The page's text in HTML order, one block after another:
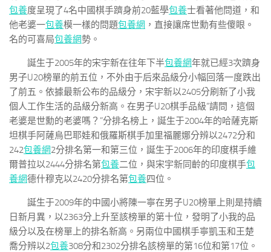
包養度呈現了4名中國棋手躋身前20藍學包養士看著他問道，和
他老婆一包養模一樣的問題包養網 ，直接讓席世勳有些傻眼。
名的可喜局包養網勢。
誕生于2005年的宋宇新在往年下半包養網年就已經3次躋身
男子U20榜單的前五位，不外由于后來品級分小幅回落一度跌出
了前五。依據最新公布的品級分，宋宇新以2405分刷新了小我
個人工作生活的品級分新高。在男子U20棋手品級“請問，這個
老婆是世勳的老婆嗎？”分排名榜上，誕生于2004年的哈薩克斯
坦棋手阿薩烏巴耶娃和俄羅斯棋手加里福麗娜分辨以2472分和
242包養網2分排名第一和第三位，誕生于2006年的印度棋手維
爾普拉以2444分排名第包養二位，與宋宇新同齡的印度棋手包
養網德什穆克以2420分排名第包養四位。
誕生于2009年的中國小將陳一寧在男子U20榜單上則是持續
日新月異，以2363分上升至該榜單的第十位，發明了小我的品
級分以及在榜單上的排名新高。另兩位中國棋手寧凱玉和王楚
喬分辨以2包養308分和2302分排名該榜單的第16位和第17位。